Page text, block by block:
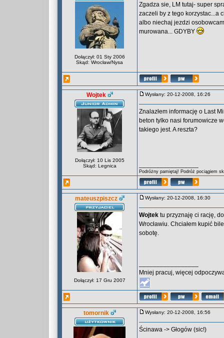
Dołączył: 01 Sty 2006
Skąd: Wrocław/Nysa
Zgadza sie, LM tutaj- super
zaczeli by z tego korzystac...a
albo niechaj jezdzi
murowana... GDYBY
Wojtek
Dołączył: 10 Lis 2005
Skąd: Legnica
Wysłany: 20-12-2008, 16:26
Znalazłem informację o Last
beton tylko nasi forumowicze
takiego jest. A reszta?
Podróżny pamiętaj! Podróż pociągiem
mateuszpiszcz
Dołączył: 17 Gru 2007
Wysłany: 20-12-2008, 16:30
Wojtek tu przyznaję ci rację,
Wrocławiu. Chciałem kupić
sobotę.
Mniej pracuj, więcej
tomornik Wysłany: 20-12-2008, 16:56
Ścinawa -> Głogów (sic!)